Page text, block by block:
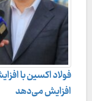
فولاد اکسین با
افزایش می‌دهد